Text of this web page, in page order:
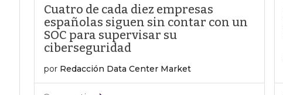
Cuatro de cada diez empresas
españolas siguen sin contar con un
SOC para supervisar su
ciberseguridad
por Redacción Data Center Market